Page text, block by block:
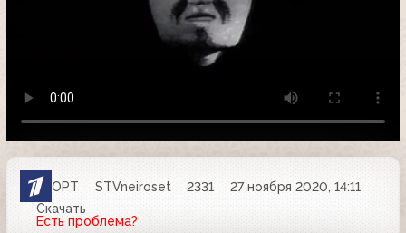
ОРТ STVneiroset 2331
27 ноября 2020, 14:11
Скачать
Есть проблема?